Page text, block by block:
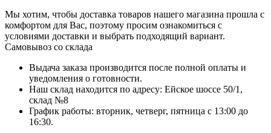
Мы хотим, чтобы доставка товаров нашего магазина прошла с
комфортом для Вас, поэтому просим ознакомиться с
условиями доставки и выбрать подходящий вариант.
Самовывоз со склада
Выдача заказа производится после полной оплаты и
уведомления о готовности.
Наш склад находится по адресу: Ейское шоссе 50/1,
склад №8
График работы: вторник, четверг, пятница с 13:00 до
16:30.